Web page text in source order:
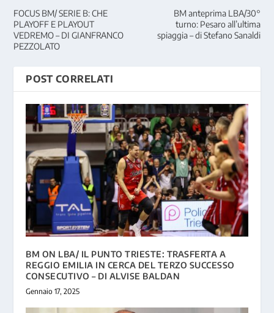
FOCUS BM/ SERIE B: CHE
PLAYOFF E PLAYOUT
VEDREMO – DI GIANFRANCO
PEZZOLATO
BM anteprima LBA/30°
turno: Pesaro all’ultima
spiaggia – di Stefano Sanaldi
POST CORRELATI
BM ON LBA/ IL PUNTO TRIESTE: TRASFERTA A
REGGIO EMILIA IN CERCA DEL TERZO SUCCESSO
CONSECUTIVO – DI ALVISE BALDAN
Gennaio 17, 2025